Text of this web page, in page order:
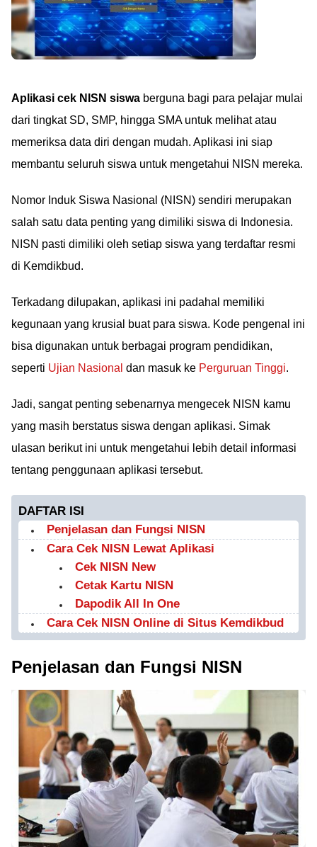
Aplikasi cek NISN siswa berguna bagi para pelajar mulai
dari tingkat SD, SMP, hingga SMA untuk melihat atau
memeriksa data diri dengan mudah. Aplikasi ini siap
membantu seluruh siswa untuk mengetahui NISN mereka.
Nomor Induk Siswa Nasional (NISN) sendiri merupakan
salah satu data penting yang dimiliki siswa di Indonesia.
NISN pasti dimiliki oleh setiap siswa yang terdaftar resmi
di Kemdikbud.
Terkadang dilupakan, aplikasi ini padahal memiliki
kegunaan yang krusial buat para siswa. Kode pengenal ini
bisa digunakan untuk berbagai program pendidikan,
seperti Ujian Nasional dan masuk ke Perguruan Tinggi.
Jadi, sangat penting sebenarnya mengecek NISN kamu
yang masih berstatus siswa dengan aplikasi. Simak
ulasan berikut ini untuk mengetahui lebih detail informasi
tentang penggunaan aplikasi tersebut.
DAFTAR ISI
Penjelasan dan Fungsi NISN
Cara Cek NISN Lewat Aplikasi
Cek NISN New
Cetak Kartu NISN
Dapodik All In One
Cara Cek NISN Online di Situs Kemdikbud
Penjelasan dan Fungsi NISN